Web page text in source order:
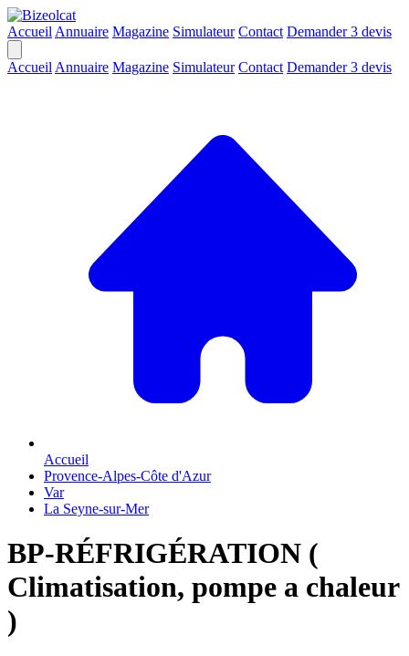
Accueil Annuaire Magazine Simulateur Contact Demander 3 devis
Accueil Annuaire Magazine Simulateur Contact Demander 3 devis
Accueil
Provence-Alpes-Côte d'Azur
Var
La Seyne-sur-Mer
BP-RÉFRIGÉRATION (
Climatisation, pompe a chaleur
)